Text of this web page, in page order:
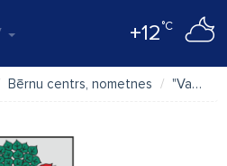
+12°C
Bērnu centrs, nometnes "Vaduguns" Liepājas bērnu un jaunatnes centrs